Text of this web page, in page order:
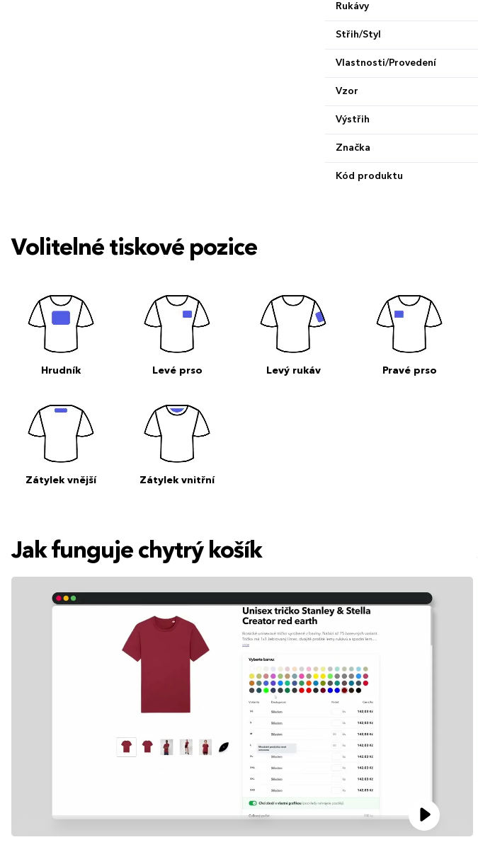
Rukávy
Střih/Styl
Vlastnosti/Provedení
Vzor
Výstřih
Značka
Kód produktu
Volitelné tiskové pozice
Hrudník Levé prso Levý rukáv Pravé prso
Zátylek vnější Zátylek vnitřní
Jak funguje chytrý košík